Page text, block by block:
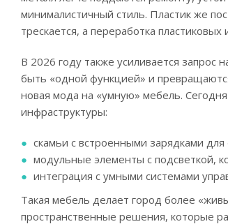
минималистичный стиль. Пластик же
трескается, а переработка
В 2026 году также усиливается запрос
быть «одной функцией» и
новая мода на «умную» мебель.
инфраструктуры:
скамьи с встроенными зарядками
модульные элементы с подсветкой,
интеграция с умными системами
Такая мебель делает город более
пространственные решения, которые